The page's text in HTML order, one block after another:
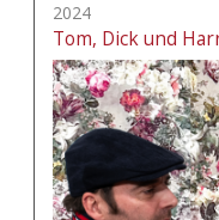
2024
Tom, Dick und